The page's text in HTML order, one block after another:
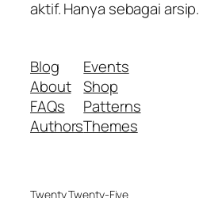
aktif. Hanya sebagai arsip.
Blog
About
FAQs
Authors
Events
Shop
Patterns
Themes
Twenty Twenty-Five